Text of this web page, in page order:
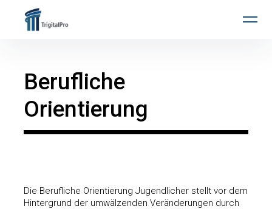
überspringenTrigitalPro
Berufliche
Orientierung
Die Berufliche Orientierung Jugendlicher stellt vor dem
Hintergrund der umwälzenden Veränderungen durch